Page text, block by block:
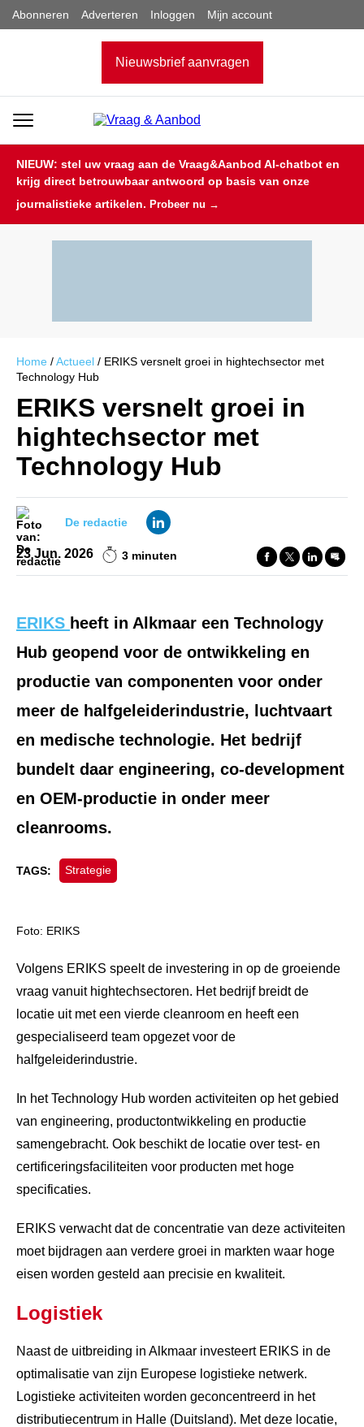
Abonneren Adverteren Inloggen Mijn account
Nieuwsbrief aanvragen
NIEUW: stel uw vraag aan de Vraag&Aanbod AI-chatbot en
krijg direct betrouwbaar antwoord op basis van onze
journalistieke artikelen. Probeer nu →
Home / Actueel / ERIKS versnelt groei in hightechsector met
Technology Hub
ERIKS versnelt groei in
hightechsector met
Technology Hub
De redactie
23 Jun. 2026 3 minuten
ERIKS heeft in Alkmaar een Technology
Hub geopend voor de ontwikkeling en
productie van componenten voor onder
meer de halfgeleiderindustrie, luchtvaart
en medische technologie. Het bedrijf
bundelt daar engineering, co-development
en OEM-productie in onder meer
cleanrooms.
TAGS: Strategie
Foto: ERIKS
Volgens ERIKS speelt de investering in op de groeiende
vraag vanuit hightechsectoren. Het bedrijf breidt de
locatie uit met een vierde cleanroom en heeft een
gespecialiseerd team opgezet voor de
halfgeleiderindustrie.
In het Technology Hub worden activiteiten op het gebied
van engineering, productontwikkeling en productie
samengebracht. Ook beschikt de locatie over test- en
certificeringsfaciliteiten voor producten met hoge
specificaties.
ERIKS verwacht dat de concentratie van deze activiteiten
moet bijdragen aan verdere groei in markten waar hoge
eisen worden gesteld aan precisie en kwaliteit.
Logistiek
Naast de uitbreiding in Alkmaar investeert ERIKS in de
optimalisatie van zijn Europese logistieke netwerk.
Logistieke activiteiten worden geconcentreerd in het
distributiecentrum in Halle (Duitsland). Met deze locatie,